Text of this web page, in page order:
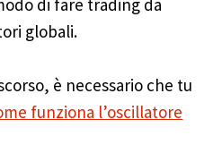
di fare trading da
globali.
è necessario che tu
funziona l’oscillatore